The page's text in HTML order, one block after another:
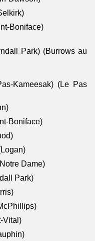
Boniface)
Park) (Burrows au
Kameesak) (Le Pas
Boniface)
Dame)
Park)
Vital)